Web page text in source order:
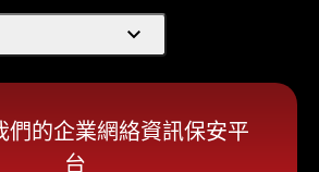
expand_more
們的企業網絡資訊保安平
台